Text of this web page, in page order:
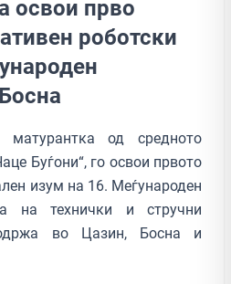
освои прво
роботски
матурантка од средното
Буѓони“, го освои првото
изум на 16. Меѓународен
на технички и стручни
во Цазин, Босна и